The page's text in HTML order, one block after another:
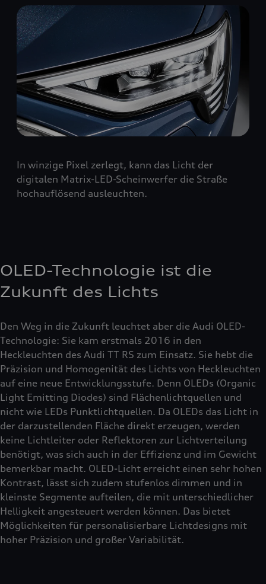
In winzige Pixel zerlegt, kann das Licht der
digitalen Matrix-LED-Scheinwerfer die Straße
hochauflösend ausleuchten.
OLED-Technologie ist die
Zukunft des Lichts
Den Weg in die Zukunft leuchtet aber die Audi OLED-
Technologie: Sie kam erstmals 2016 in den
Heckleuchten des Audi TT RS zum Einsatz. Sie hebt die
Präzision und Homogenität des Lichts von Heckleuchten
auf eine neue Entwicklungsstufe. Denn OLEDs (Organic
Light Emitting Diodes) sind Flächenlichtquellen und
nicht wie LEDs Punktlichtquellen. Da OLEDs das Licht in
der darzustellenden Fläche direkt erzeugen, werden
keine Lichtleiter oder Reflektoren zur Lichtverteilung
benötigt, was sich auch in der Effizienz und im Gewicht
bemerkbar macht. OLED-Licht erreicht einen sehr hohen
Kontrast, lässt sich zudem stufenlos dimmen und in
kleinste Segmente aufteilen, die mit unterschiedlicher
Helligkeit angesteuert werden können. Das bietet
Möglichkeiten für personalisierbare Lichtdesigns mit
hoher Präzision und großer Variabilität.